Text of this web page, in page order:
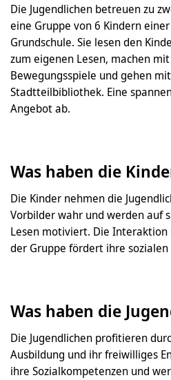
Die Jugendlichen betreuen zu
eine Gruppe von 6 Kindern
Grundschule. Sie lesen den
zum eigenen Lesen, machen
Bewegungsspiele und gehen
Stadtteilbibliothek. Eine
Angebot ab.
Was haben die
Die Kinder nehmen die
Vorbilder wahr und werden auf
Lesen motiviert. Die
der Gruppe fördert ihre
Was haben die
Die Jugendlichen profitieren
Ausbildung und ihr freiwilliges
ihre Sozialkompetenzen und